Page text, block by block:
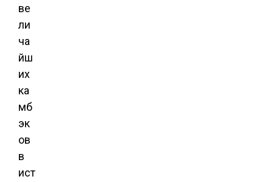
ве
ли
ча
йш
их
ка
мб
эк
ов
в
ист